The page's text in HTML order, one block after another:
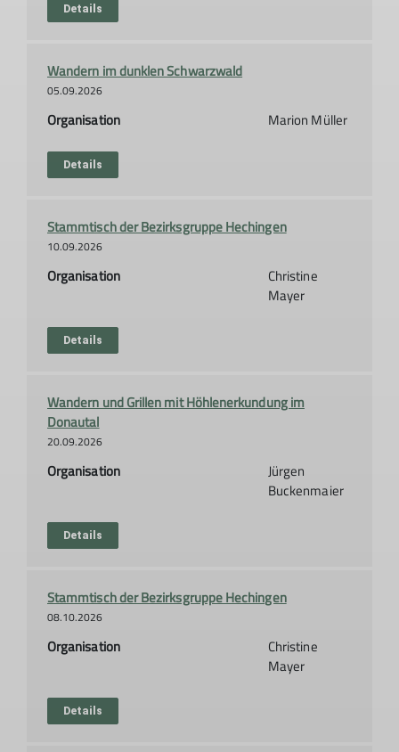
Details
Wandern im dunklen Schwarzwald
05.09.2026
Organisation Marion Müller
Details
Stammtisch der Bezirksgruppe Hechingen
10.09.2026
Organisation
Christine
Mayer
Details
Wandern und Grillen mit Höhlenerkundung im
Donautal
20.09.2026
Organisation
Jürgen
Buckenmaier
Details
Stammtisch der Bezirksgruppe Hechingen
08.10.2026
Organisation
Christine
Mayer
Details